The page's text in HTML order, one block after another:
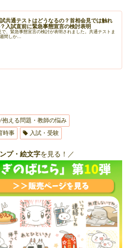
共通テストはどうなるの？首相会見では触れ
入試直前に緊急事態宣言の検討表明
で、緊急事態宣言の検討が表明されました。共通テストま
間しか...
抱える問題・教師の悩み
時事 入試・受験
プ・絵文字を見る！／